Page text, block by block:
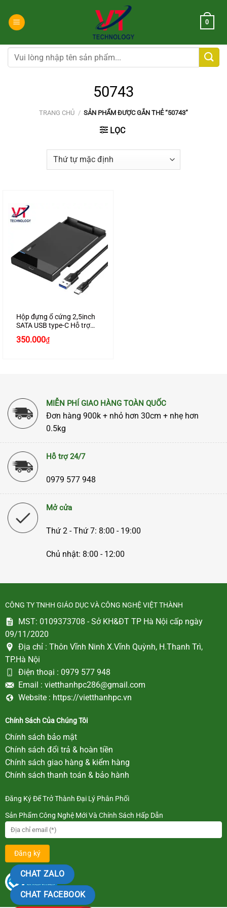
đến
dung
0
Tìm
kiếm:
50743
TRANG CHỦ / SẢN PHẨM ĐƯỢC GẮN THẺ “50743”
LỌC
Hộp đựng ổ cứng 2,5inch
SATA USB type-C Hỗ trợ
50743 cao cấp
350.000₫
MIỄN PHÍ GIAO HÀNG TOÀN QUỐC
Đơn hàng 900k + nhỏ hơn 30cm + nhẹ hơn
0.5kg
Hỗ trợ 24/7
0979 577 948
Mở cửa
Thứ 2 - Thứ 7: 8:00 - 19:00
Chủ nhật: 8:00 - 12:00
CÔNG TY TNHH GIÁO DỤC VÀ CÔNG NGHỆ VIỆT THÀNH
MST: 0109373708 - Sở KH&ĐT TP Hà Nội cấp ngày
09/11/2020
Địa chỉ : Thôn Vĩnh Ninh X.Vĩnh Quỳnh, H.Thanh Trì,
TP.Hà Nội
Điện thoại : 0979 577 948
Email : vietthanhpc286@gmail.com
Website : https://vietthanhpc.vn
Chính Sách Của Chúng Tôi
Chính sách bảo mật
Chính sách đổi trả & hoàn tiền
Chính sách giao hàng & kiểm hàng
Chính sách thanh toán & bảo hành
Đăng Ký Để Trở Thành Đại Lý Phân Phối
Sản Phẩm Công Nghệ Mới Và Chính Sách Hấp Dẫn
CHAT ZALO
CHAT FACEBOOK